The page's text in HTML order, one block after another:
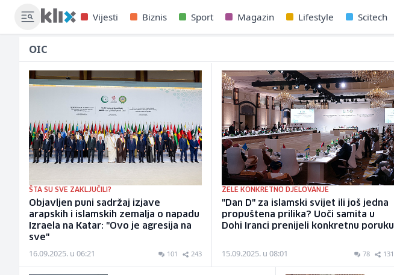
Vijesti Biznis Sport Magazin Lifestyle Scitech
OIC
ŠTA SU SVE ZAKLJUČILI?
Objavljen puni sadržaj izjave
arapskih i islamskih zemalja o napadu
Izraela na Katar: "Ovo je agresija na
sve"
16.09.2025. u 06:21 101 243
ŽELE KONKRETNO DJELOVANJE
"Dan D" za islamski svijet ili još jedna
propuštena prilika? Uoči samita u
Dohi Iranci prenijeli konkretnu poruku
15.09.2025. u 08:01 78 131